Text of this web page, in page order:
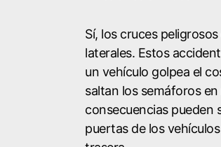
Sí, los cruces
laterales. Estos
un vehículo golpea el
saltan los semáforos
consecuencias pueden
puertas de los